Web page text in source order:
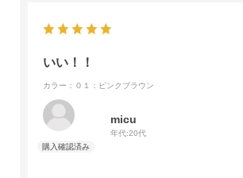
いい！！
カラー：０１：ピンクブラウン
micu
年代:20代